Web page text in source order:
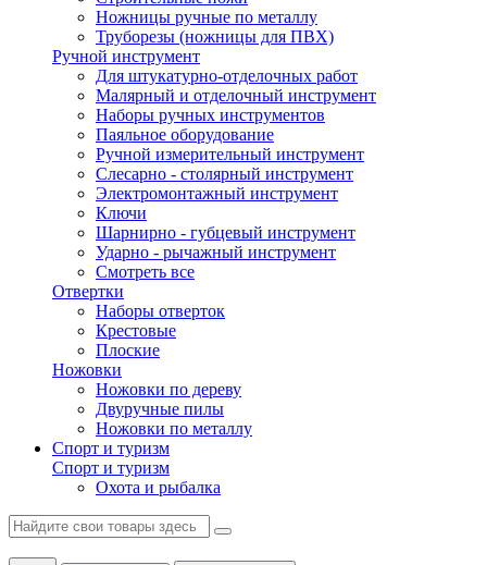
Ножницы ручные по металлу
Труборезы (ножницы для ПВХ)
Ручной инструмент
Для штукатурно-отделочных работ
Малярный и отделочный инструмент
Наборы ручных инструментов
Паяльное оборудование
Ручной измерительный инструмент
Слесарно - столярный инструмент
Электромонтажный инструмент
Ключи
Шарнирно - губцевый инструмент
Ударно - рычажный инструмент
Смотреть все
Отвертки
Наборы отверток
Крестовые
Плоские
Ножовки
Ножовки по дереву
Двуручные пилы
Ножовки по металлу
Спорт и туризм
Спорт и туризм
Охота и рыбалка